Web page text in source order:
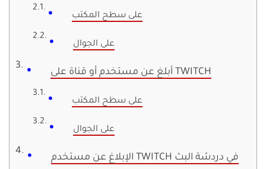
على سطح المكتب
على الجوال
أبلغ عن مستخدم أو قناة على TWITCH
على سطح المكتب
على الجوال
الإبلاغ عن مستخدم TWITCH في دردشة البث